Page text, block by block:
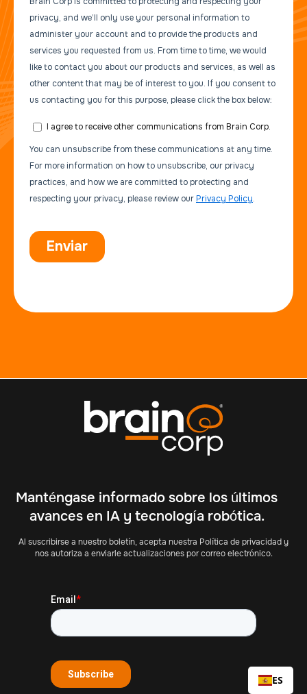
Manténgase informado sobre los últimos
avances en IA y tecnología robótica.
Al suscribirse a nuestro boletín, acepta nuestra Política de privacidad y
nos autoriza a enviarle actualizaciones por correo electrónico.
ES